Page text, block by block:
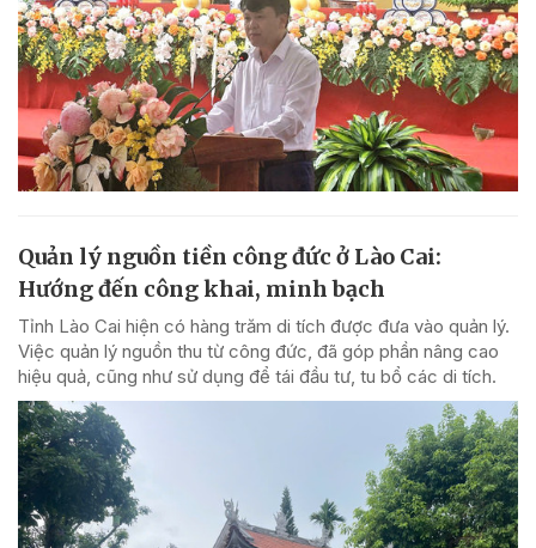
Quản lý nguồn tiền công đức ở Lào Cai:
Hướng đến công khai, minh bạch
Tỉnh Lào Cai hiện có hàng trăm di tích được đưa vào quản lý.
Việc quản lý nguồn thu từ công đức, đã góp phần nâng cao
hiệu quả, cũng như sử dụng để tái đầu tư, tu bổ các di tích.